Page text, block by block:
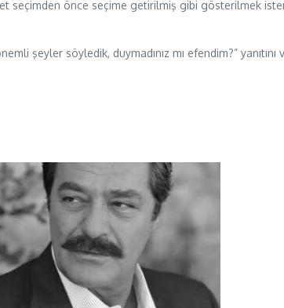
seçimden önce seçime getirilmiş gibi gösterilmek
şeyler söyledik, duymadınız mı efendim?” yanıtını